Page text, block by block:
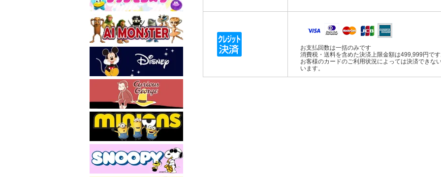
お支払回数は一括のみです
消費税・送料を含めた決済上限金額は499,999円です
お客様のカードのご利用状況によっては決済できな
います。